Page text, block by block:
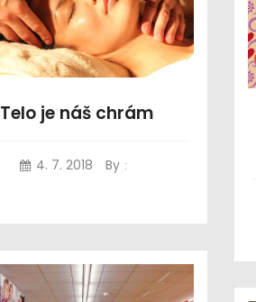
Telo je náš chrám
4. 7. 2018 By :